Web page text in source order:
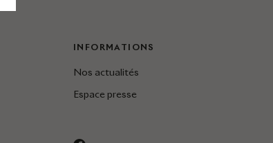
INFORMATIONS
Nos actualités
Espace presse